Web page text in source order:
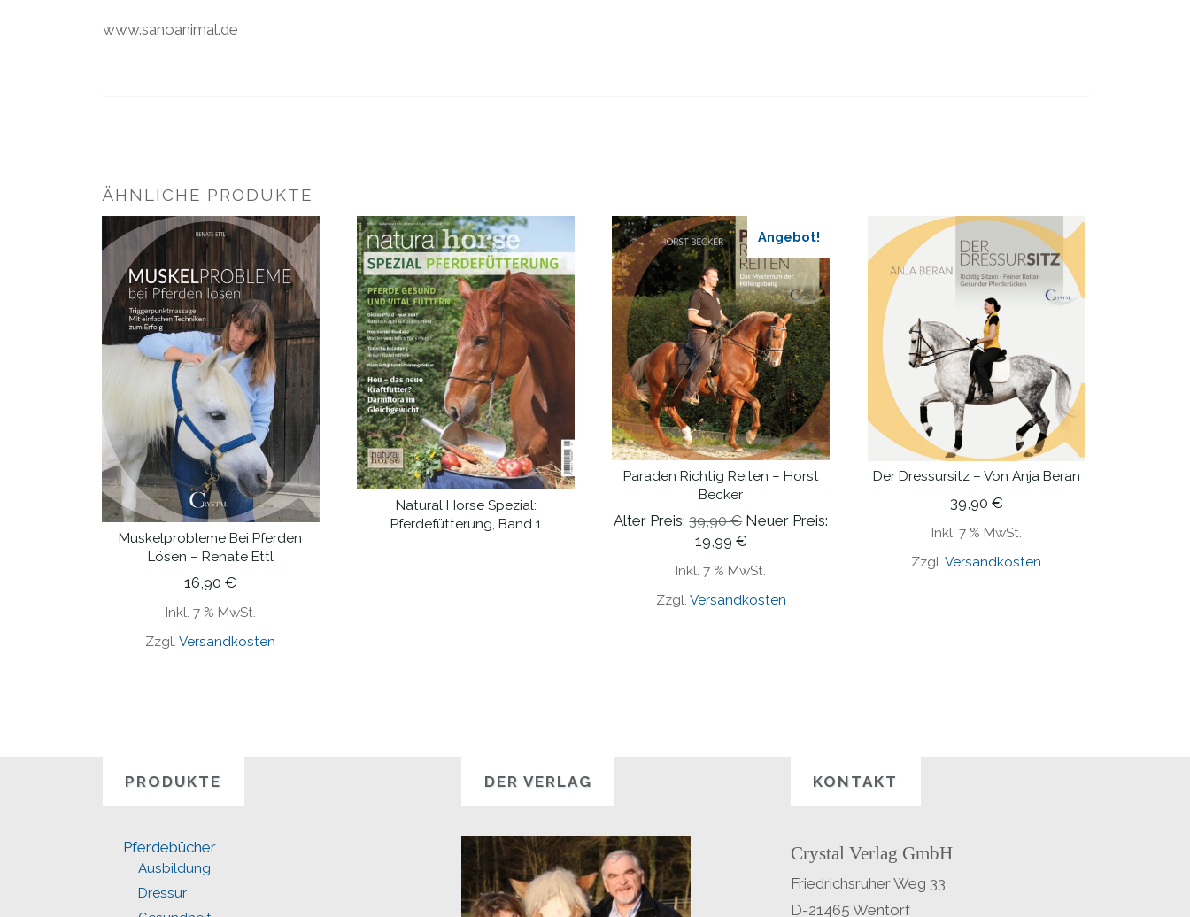
www.sanoanimal.de
ÄHNLICHE PRODUKTE
IN DEN WARENKORB
Muskelprobleme Bei Pferden
Lösen – Renate Ettl
16,90 €
Inkl. 7 % MwSt.
Zzgl. Versandkosten
WEITERLESEN
Natural Horse Spezial:
Pferdefütterung, Band 1
Angebot!
IN DEN WARENKORB
Paraden Richtig Reiten – Horst
Becker
Alter Preis: 39,90€ Ursprünglicher
Preis
39,90 €
Neuer Preis:
19,99 €Aktueller
Ist:
19,99 €.
Inkl. 7 % MwSt.
Zzgl. Versandkosten
IN DEN WARENKORB
Der Dressursitz – Von Anja Beran
39,90 €
Inkl. 7 % MwSt.
Zzgl. Versandkosten
PRODUKTE
Pferdebücher
Ausbildung
Dressur
DER VERLAG KONTAKT
Crystal Verlag GmbH
Friedrichsruher Weg 33
D-21465 Wentorf